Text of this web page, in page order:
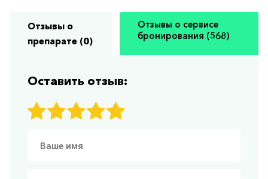
Отзывы о
препарате (0)
Отзывы о сервисе
бронирования (568)
Оставить отзыв: